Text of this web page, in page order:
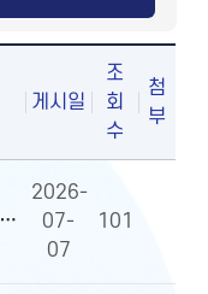
게시일
조
회
수
첨
부
🔹 알레르기 질환 예방관리를 위한 알자내몸 이벤트 당첨자 발표
2026-
07-
07
101